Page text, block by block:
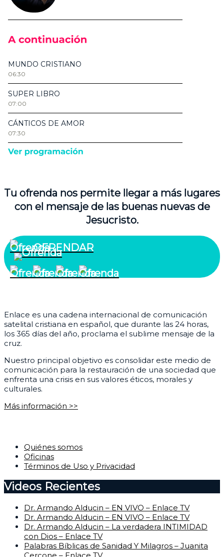
Tu ofrenda nos permite llegar a más lugares
con el mensaje de las buenas nuevas de
Jesucristo.
OFRENDAR
Enlace es una cadena internacional de comunicación
satelital cristiana en español, que durante las 24 horas,
los 365 días del año, proclama el sublime mensaje de la
cruz.
Nuestro principal objetivo es consolidar este medio de
comunicación para la restauración de una sociedad que
enfrenta una crisis en sus valores éticos, morales y
culturales.
Más información >>
Quiénes somos
Oficinas
Términos de Uso y Privacidad
Videos Recientes
Dr. Armando Alducin – EN VIVO – Enlace TV
Dr. Armando Alducin – EN VIVO – Enlace TV
Dr. Armando Alducin – La verdadera INTIMIDAD
con Dios – Enlace TV
Palabras Bíblicas de Sanidad Y Milagros – Juanita
Cercone – Enlace TV